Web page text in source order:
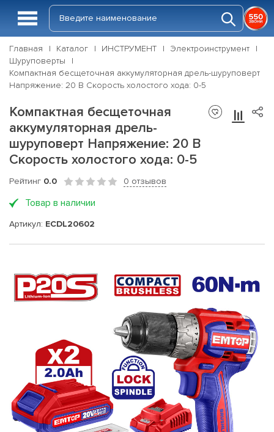
Главная Каталог ИНСТРУМЕНТ
Электроинструмент
Шуруповерты
Компактная бесщеточная аккумуляторная дрель-шуруповерт
Напряжение: 20 В Скорость холостого хода: 0-5
Компактная бесщеточная
аккумуляторная дрель-
шуруповерт Напряжение: 20 В
Скорость холостого хода: 0-5
Рейтинг 0.0 0 отзывов
Товар в наличии
Артикул: ECDL20602